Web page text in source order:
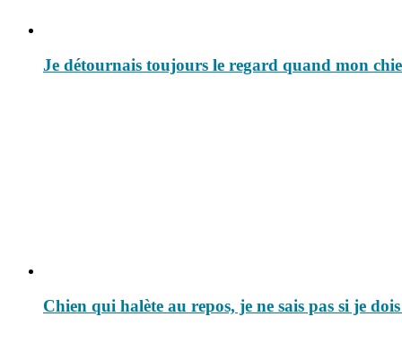
Je détournais toujours le regard quand mon
Chien qui halète au repos, je ne sais pas si je